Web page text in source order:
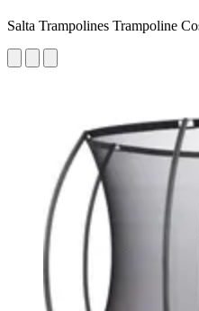
Salta Trampolines Trampoline